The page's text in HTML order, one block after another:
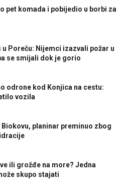
pet komada i pobijedio u borbi za
u Poreču: Nijemci izazvali požar u
se smijali dok je gorio
odrone kod Konjica na cestu:
vozila
planinar preminuo zbog
ili grožđe na more? Jedna
skupo stajati